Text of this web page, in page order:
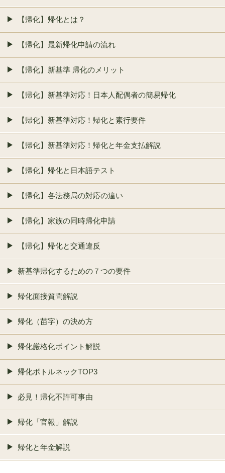
【帰化】帰化とは？
【帰化】最新帰化申請の流れ
【帰化】新基準 帰化のメリット
【帰化】新基準対応！日本人配偶者の簡易帰化
【帰化】新基準対応！帰化と素行要件
【帰化】新基準対応！帰化と年金支払解説
【帰化】帰化と日本語テスト
【帰化】各法務局の対応の違い
【帰化】家族の同時帰化申請
【帰化】帰化と交通違反
新基準帰化するための７つの要件
帰化面接質問解説
帰化（苗字）の決め方
帰化厳格化ポイント解説
帰化ボトルネックTOP3
必見！帰化不許可事由
帰化「官報」解説
帰化と年金解説